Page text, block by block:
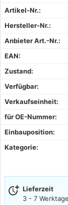
Artikel-Nr.:
Hersteller-Nr.:
Anbieter Art.-Nr.:
EAN:
Zustand:
Verfügbar:
Verkaufseinheit:
für OE-Nummer:
Einbauposition:
Kategorie:
more_time Lieferzeit
3 - 7 Werktage